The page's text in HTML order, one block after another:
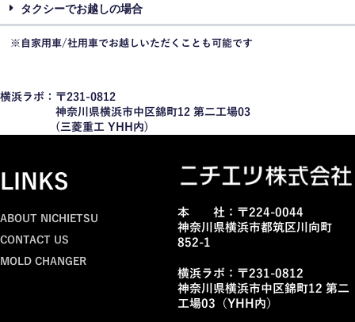
タクシーでお越しの場合
※自家用車/社用車でお越しいただくことも可能です
横浜ラボ：〒231-0812
神奈川県横浜市中区錦町12 第二工場03
(三菱重工 YHH内)
LINKS
ABOUT NICHIETSU
CONTACT US
MOLD CHANGER
本 社：〒224-0044
神奈川県横浜市都筑区川向町
852-1
横浜ラボ：〒231-0812
神奈川県横浜市中区錦町12 第二
工場03（YHH内）